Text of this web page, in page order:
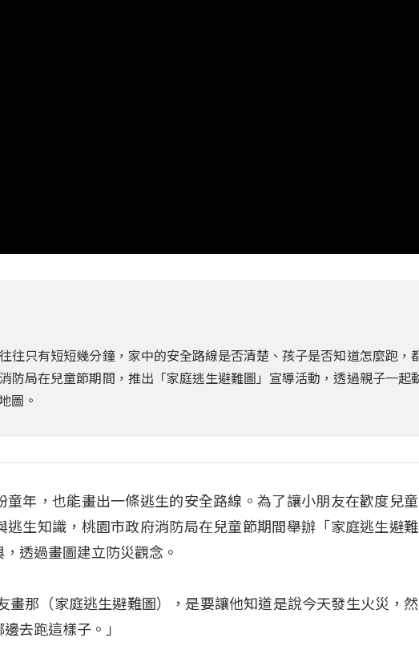
往只有短短幾分鐘，家中的安全路線是否清楚、孩子是否知道怎麼跑，
防局在兒童節期間，推出「家庭逃生避難圖」宣導活動，透過親子一起
圖。
童年，也能畫出一條逃生的安全路線。為了讓小朋友在歡度兒
逃生知識，桃園市政府消防局在兒童節期間舉辦「家庭逃生避
透過畫圖建立防災觀念。
畫那（家庭逃生避難圖），是要讓他知道是說今天發生火災，
去跑這樣子。」